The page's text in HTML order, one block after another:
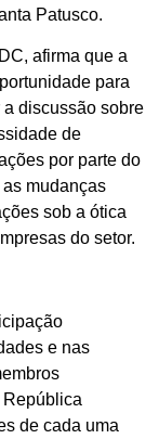
Patusco.
afirma que a
para
discussão sobre
de
por parte do
mudanças
sob a ótica
do setor.
e nas
de cada uma